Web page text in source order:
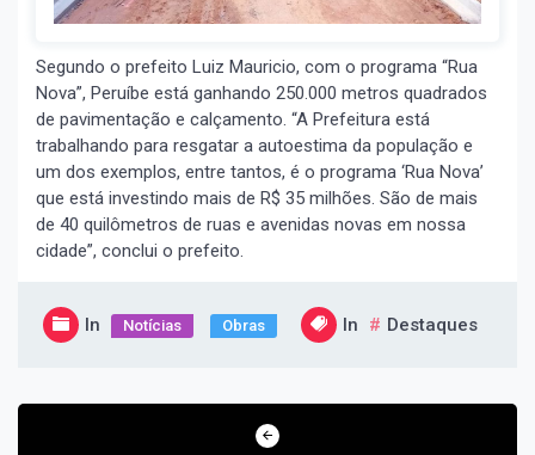
Segundo o prefeito Luiz Mauricio, com o programa “Rua
Nova”, Peruíbe está ganhando 250.000 metros quadrados
de pavimentação e calçamento. “A Prefeitura está
trabalhando para resgatar a autoestima da população e
um dos exemplos, entre tantos, é o programa ‘Rua Nova’
que está investindo mais de R$ 35 milhões. São de mais
de 40 quilômetros de ruas e avenidas novas em nossa
cidade”, conclui o prefeito.
In Notícias Obras In Destaques
Navegação